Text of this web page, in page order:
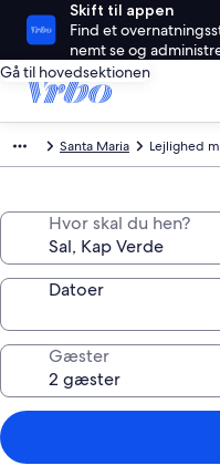
Skift til appen
Find et
nemt se og
Gå til hovedsektionen
Santa Maria Lejlighed
Hvor skal du hen?
Datoer
Gæster